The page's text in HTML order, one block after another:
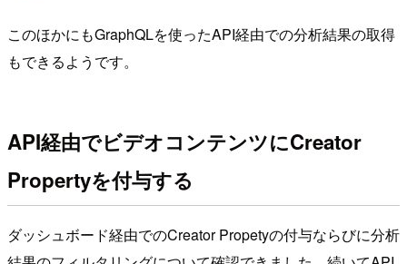
このほかにもGraphQLを使ったAPI経由での分析結果の取得
もできるようです。
API経由でビデオコンテンツにCreator
Propertyを付与する
ダッシュボード経由でのCreator Propetyの付与ならびに分析